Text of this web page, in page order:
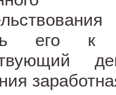
его к